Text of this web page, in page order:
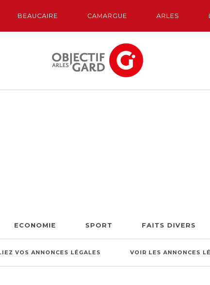
BEAUCAIRE CAMARGUE ARLES
ECONOMIE SPORT FAITS DIVERS
VOS ANNONCES LÉGALES VOIR LES ANNONCES